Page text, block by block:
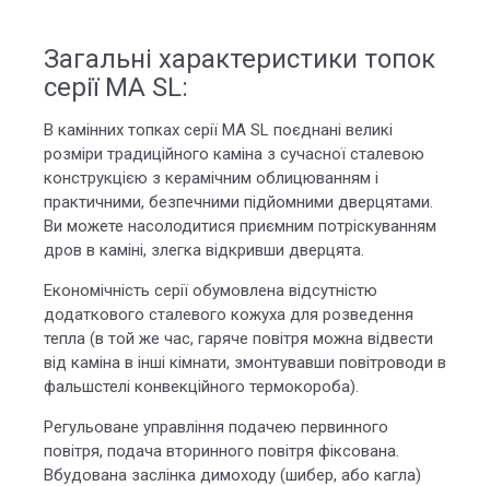
Загальні характеристики топок
серії MA SL:
В камінних топках серії MA SL поєднані великі
розміри традиційного каміна з сучасної сталевою
конструкцією з керамічним облицюванням і
практичними, безпечними підйомними дверцятами.
Ви можете насолодитися приємним потріскуванням
дров в каміні, злегка відкривши дверцята.
Економічність серії обумовлена ​​відсутністю
додаткового сталевого кожуха для розведення
тепла (в той же час, гаряче повітря можна відвести
від каміна в інші кімнати, змонтувавши повітроводи в
фальшстелі конвекційного термокороба).
Регульоване управління подачею первинного
повітря, подача вторинного повітря фіксована.
Вбудована заслінка димоходу (шибер, або кагла)